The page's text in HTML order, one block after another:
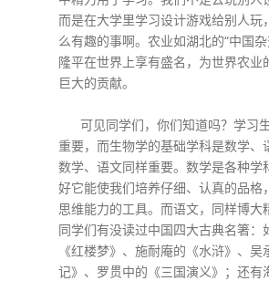
而是在大学里学习设计游戏给别人玩
么有趣的事啊。农业如湖北的“中国
隆平在世界上享有盛名，为世界农业
巨大的贡献。
可见同学们，你们知道吗？学习
重要，而生物学的基础学科是数学、
数学、语文同样重要。数学是各种学
好它能使我们培养仔细、认真的品格
思维能力的工具。而语文，同样博大
同学们有没读过中国四大古典名箸：
《红楼梦》、施耐庵的《水浒》、吴
记》、罗贯中的《三国演义》；还有